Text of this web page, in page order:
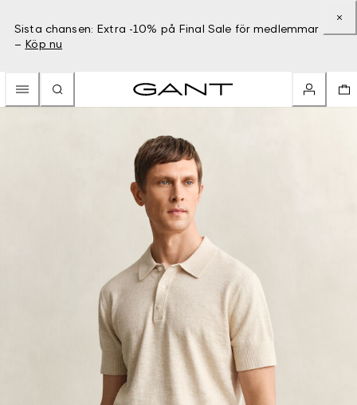
Sista chansen: Extra -10% på Final Sale för medlemmar
– Köp nu